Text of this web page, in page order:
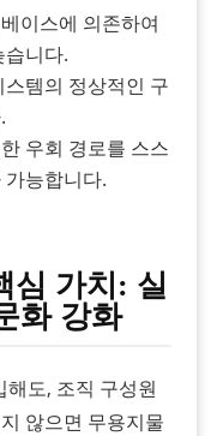
이스에 의존하여
니다.
템의 정상적인 구
우회 경로를 스스
능합니다.
심 가치: 실
화 강화
도, 조직 구성원
않으면 무용지물